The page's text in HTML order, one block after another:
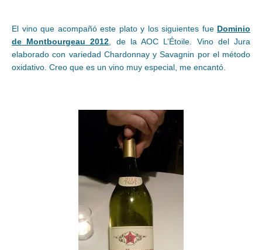
El vino que acompañó este plato y los siguientes fue Dominio
de Montbourgeau 2012 , de la AOC L’Étoile. Vino del Jura
elaborado con variedad Chardonnay y Savagnin por el método
oxidativo. Creo que es un vino muy especial, me encantó.